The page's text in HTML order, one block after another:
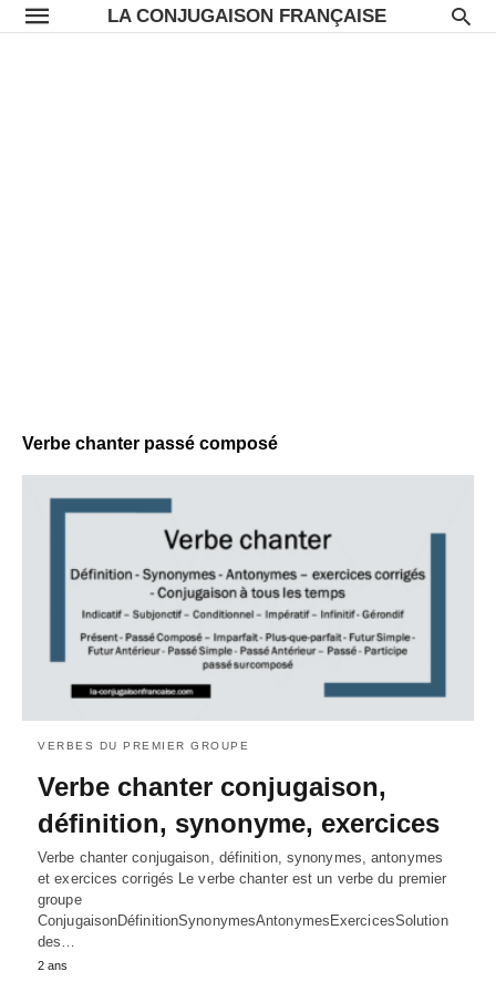
LA CONJUGAISON FRANÇAISE
Verbe chanter passé composé
VERBES DU PREMIER GROUPE
Verbe chanter conjugaison,
définition, synonyme, exercices
Verbe chanter conjugaison, définition, synonymes, antonymes
et exercices corrigés Le verbe chanter est un verbe du premier
groupe
ConjugaisonDéfinitionSynonymesAntonymesExercicesSolution
des…
2 ans